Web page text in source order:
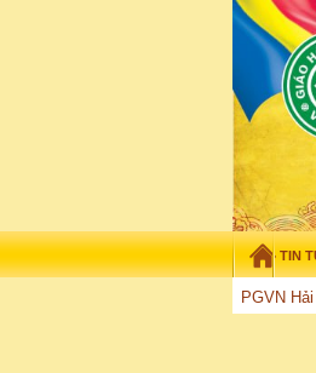
TIN
PGVN
Thứ năm -